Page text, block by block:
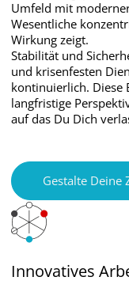
Umfeld mit
Wesentliche
Wirkung zeigt.
Stabilität und
und krisenfesten
kontinuierlich. Diese
langfristige
auf das Du Dich
Gestalte Deine
Innovatives